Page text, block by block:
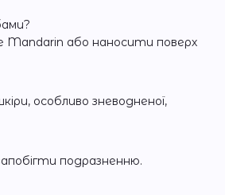
Mandarin або наносити поверх
особливо зневодненої,
подразненню.